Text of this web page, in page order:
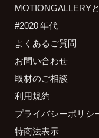
MOTIONGALLERY
#2020 年代
よくあるご質問
お問い合わせ
取材のご相談
利用規約
プライバシーポリシ
特商法表示